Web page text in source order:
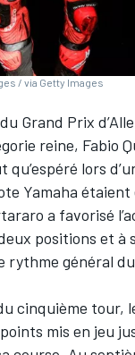
/ via Getty Images
Grand Prix
reine, Fabio
qu’espéré lors
Yamaha
a favorisé
positions et à
rythme général
cinquième
mis en jeu